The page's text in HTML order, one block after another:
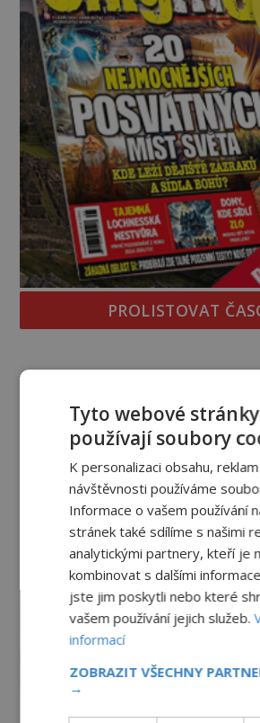
PROLISTOVAT
reklama
Tyto webové stránky
používají soubory
K personalizaci obsahu,
návštěvnosti používáme
Informace o vašem používání
stránek také sdílíme s našimi
analytickými partnery, kteří je
kombinovat s dalšími
jste jim poskytli nebo které
vašem používání jejich služeb.
informací
ZOBRAZIT VŠECHNY
→